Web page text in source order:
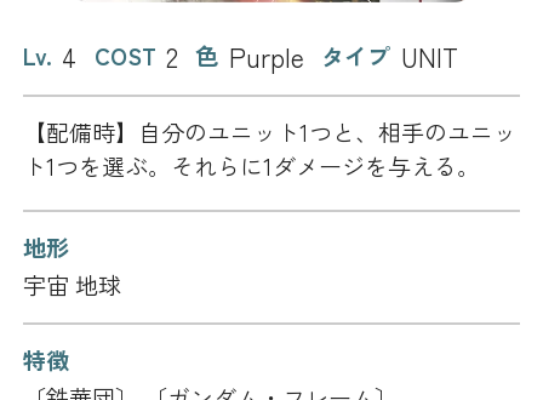
Lv. 4 COST 2 色 Purple タイプ UNIT
【配備時】自分のユニット1つと、相手のユニッ
ト1つを選ぶ。それらに1ダメージを与える。
地形
宇宙 地球
特徴